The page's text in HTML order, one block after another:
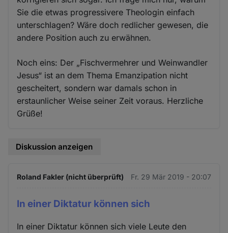
Sie die etwas progressivere Theologin einfach
unterschlagen? Wäre doch redlicher gewesen, die
andere Position auch zu erwähnen.
Noch eins: Der „Fischvermehrer und Weinwandler
Jesus“ ist an dem Thema Emanzipation nicht
gescheitert, sondern war damals schon in
erstaunlicher Weise seiner Zeit voraus. Herzliche
Grüße!
Diskussion anzeigen
Roland Fakler (nicht überprüft) Fr. 29 Mär 2019 - 20:07
In einer Diktatur können sich
In einer Diktatur können sich viele Leute den